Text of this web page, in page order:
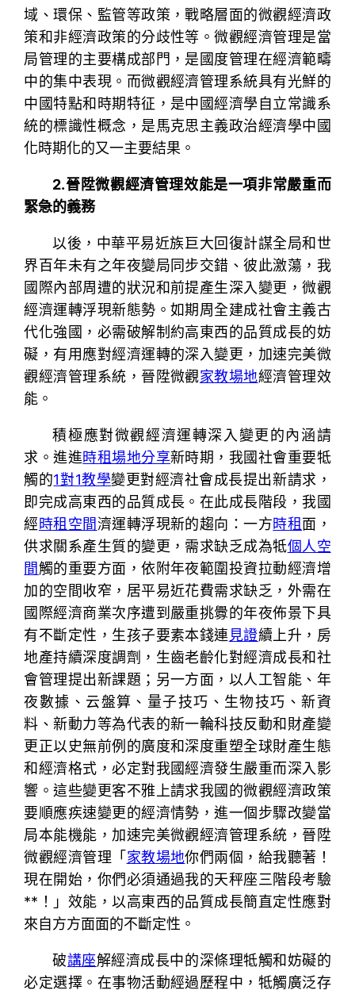
域、環保、監管等政策，戰略層面的微觀經濟政
策和非經濟政策的分歧性等。微觀經濟管理是當
局管理的主要構成部門，是國度管理在經濟範疇
中的集中表現。而微觀經濟管理系統具有光鮮的
中國特點和時期特征，是中國經濟學自立常識系
統的標識性概念，是馬克思主義政治經濟學中國
化時期化的又一主要結果。
2.晉陞微觀經濟管理效能是一項非常嚴重而
緊急的義務
以後，中華平易近族巨大回復計謀全局和世
界百年未有之年夜變局同步交錯、彼此激蕩，我
國際內部周遭的狀況和前提產生深入變更，微觀
經濟運轉浮現新態勢。如期周全建成社會主義古
代化強國，必需破解制約高東西的品質成長的妨
礙，有用應對經濟運轉的深入變更，加速完美微
觀經濟管理系統，晉陞微觀家教場地經濟管理效
能。
積極應對微觀經濟運轉深入變更的內涵請
求。進進時租場地分享新時期，我國社會重要牴
觸的1對1教學變更對經濟社會成長提出新請求，
即完成高東西的品質成長。在此成長階段，我國
經時租空間濟運轉浮現新的趨向：一方時租面，
供求關系產生質的變更，需求缺乏成為牴個人空
間觸的重要方面，依附年夜範圍投資拉動經濟增
加的空間收窄，居平易近花費需求缺乏，外需在
國際經濟商業次序遭到嚴重挑釁的年夜佈景下具
有不斷定性，生孩子要素本錢連 見證續上升，房
地產持續深度調劑，生齒老齡化對經濟成長和社
會管理提出新課題；另一方面，以人工智能、年
夜數據、云盤算、量子技巧、生物技巧、新資
料、新動力等為代表的新一輪科技反動和財產變
更正以史無前例的廣度和深度重塑全球財產生態
和經濟格式，必定對我國經濟發生嚴重而深入影
響。這些變更客不雅上請求我國的微觀經濟政策
要順應疾速變更的經濟情勢，進一個步驟改變當
局本能機能，加速完美微觀經濟管理系統，晉陞
微觀經濟管理「家教場地你們兩個，給我聽著！
現在開始，你們必須通過我的天秤座三階段考驗
**！」效能，以高東西的品質成長簡直定性應對
來自方方面面的不斷定性。
破講座解經濟成長中的深條理牴觸和妨礙的
必定選擇。在事物活動經過歷程中，牴觸廣泛存